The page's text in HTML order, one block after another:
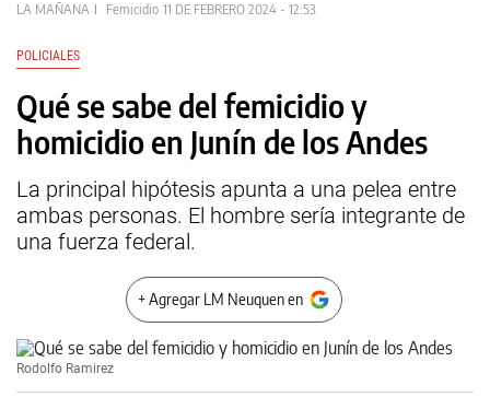
LA MAÑANA Femicidio 11 DE FEBRERO 2024 - 12:53
POLICIALES
Qué se sabe del femicidio y
homicidio en Junín de los Andes
La principal hipótesis apunta a una pelea entre
ambas personas. El hombre sería integrante de
una fuerza federal.
+ Agregar LM Neuquen en
Rodolfo Ramirez